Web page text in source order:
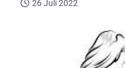
26 Juli 2022